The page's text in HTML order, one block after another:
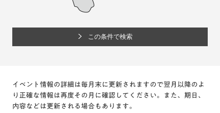
イベント情報の詳細は毎月末に更新されますので翌月以降のよ
り正確な情報は再度その月に確認してください。また、期日、
内容などは更新される場合もあります。